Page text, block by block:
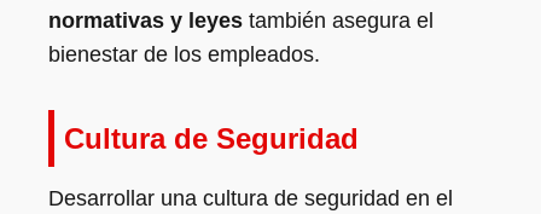
normativas y leyes también asegura el
bienestar de los empleados.
Cultura de Seguridad
Desarrollar una cultura de seguridad en el